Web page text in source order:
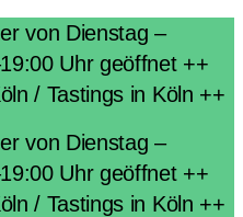
von Dienstag –
Uhr geöffnet ++
/ Tastings in Köln ++
von Dienstag –
Uhr geöffnet ++
/ Tastings in Köln ++